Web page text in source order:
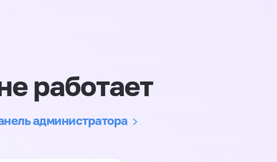
работает
администратора